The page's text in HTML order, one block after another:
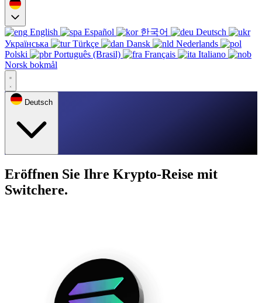
English Español 한국어
Deutsch
Українська
Türkçe Dansk
Nederlands
Polski
Português (Brasil) Français
Italiano
Norsk bokmål
Deutsch
Eröffnen Sie Ihre Krypto-Reise mit
Switchere.